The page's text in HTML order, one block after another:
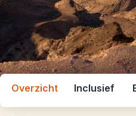
Overzicht Inclusief